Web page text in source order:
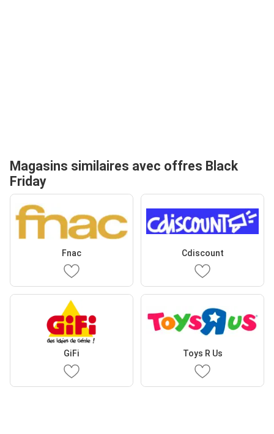
Magasins similaires avec offres Black
Friday
Fnac Cdiscount
GiFi Toys R Us